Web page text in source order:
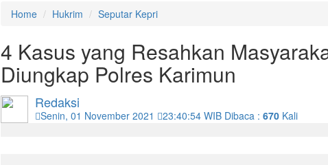
Home Hukrim Seputar Kepri
4 Kasus yang Resahkan
Diungkap Polres Karimun
Redaksi
Senin, 01 November 2021 23:40:54 WIB Dibaca : 670 Kali